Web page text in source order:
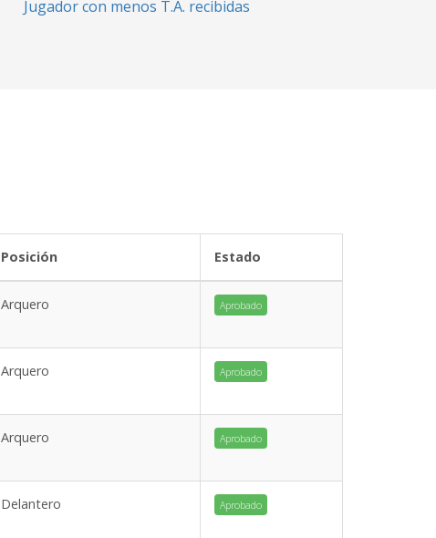
Jugador con menos T.A. recibidas
Posición Estado
Arquero Aprobado
Arquero Aprobado
Arquero Aprobado
Delantero Aprobado